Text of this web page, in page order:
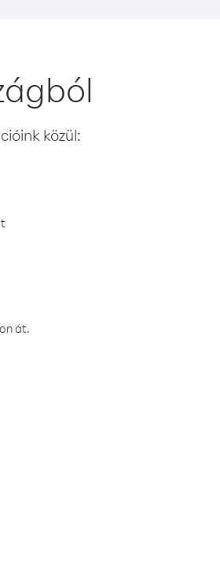
közül:
át.